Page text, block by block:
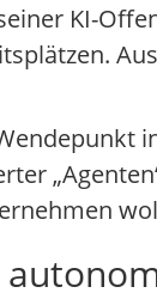
KI-